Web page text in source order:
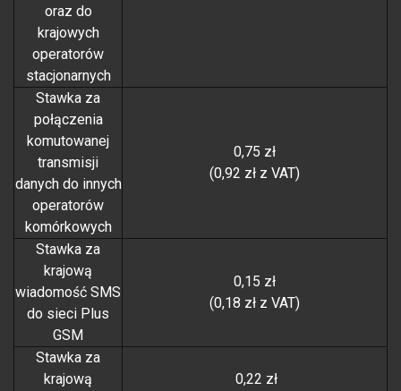
oraz do
krajowych
operatorów
stacjonarnych
Stawka za
połączenia
komutowanej
transmisji
danych do innych
operatorów
komórkowych
0,75 zł
(0,92 zł z VAT)
Stawka za
krajową
wiadomość SMS
do sieci Plus
GSM
0,15 zł
(0,18 zł z VAT)
Stawka za
krajową
0,22 zł